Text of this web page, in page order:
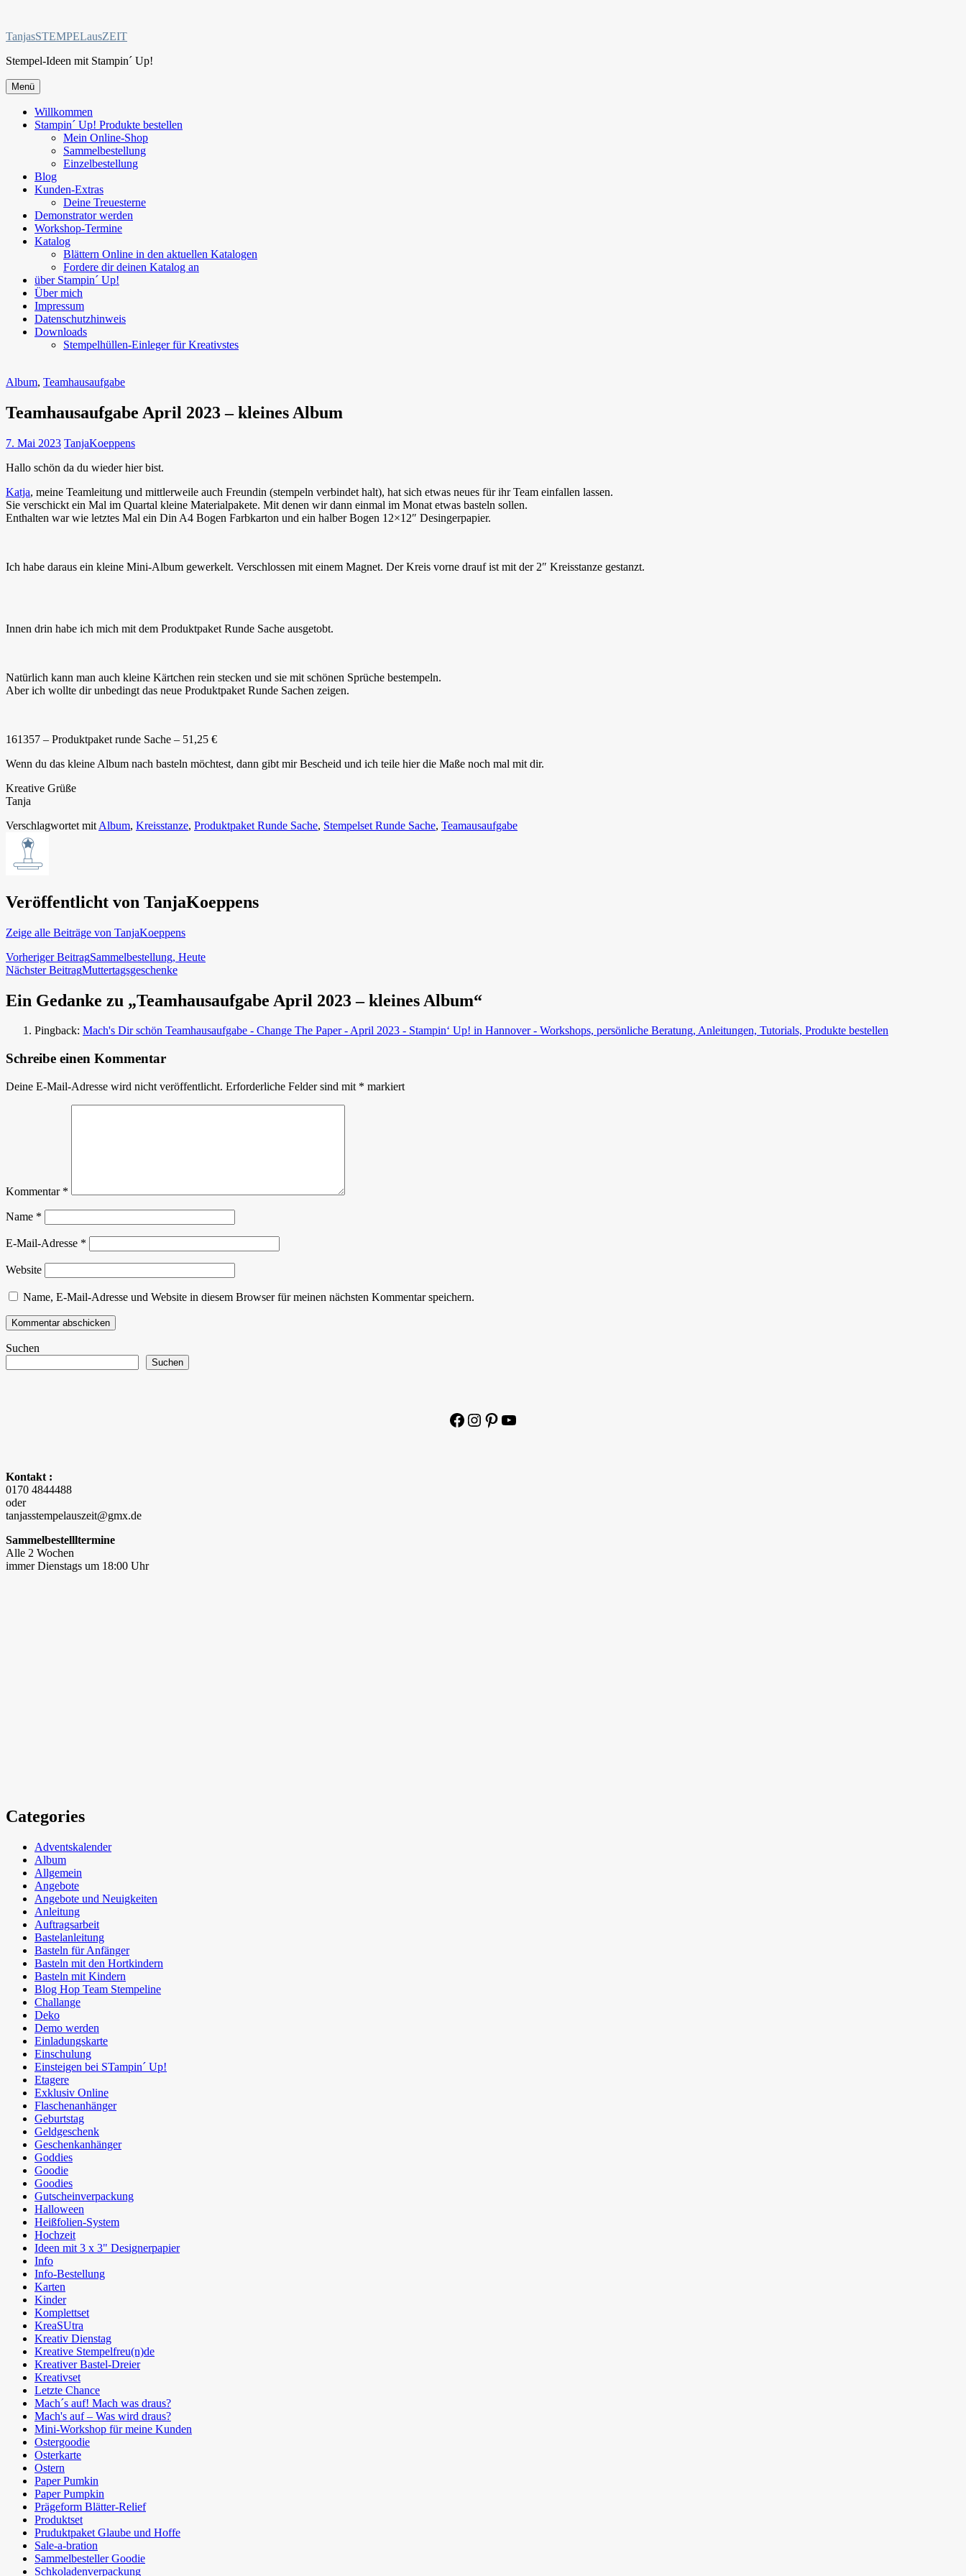
springen
TanjasSTEMPELausZEIT
Stempel-Ideen mit Stampin´ Up!
Menü
Willkommen
Stampin´ Up! Produkte bestellen
Mein Online-Shop
Sammelbestellung
Einzelbestellung
Blog
Kunden-Extras
Deine Treuesterne
Demonstrator werden
Workshop-Termine
Katalog
Blättern Online in den aktuellen Katalogen
Fordere dir deinen Katalog an
über Stampin´ Up!
Über mich
Impressum
Datenschutzhinweis
Downloads
Stempelhüllen-Einleger für Kreativstes
Album, Teamhausaufgabe
Teamhausaufgabe April 2023 – kleines Album
7. Mai 2023 TanjaKoeppens
Hallo schön da du wieder hier bist.
Katja, meine Teamleitung und mittlerweile auch Freundin (stempeln verbindet halt), hat sich etwas neues für ihr Team einfallen lassen.
Sie verschickt ein Mal im Quartal kleine Materialpakete. Mit denen wir dann einmal im Monat etwas basteln sollen.
Enthalten war wie letztes Mal ein Din A4 Bogen Farbkarton und ein halber Bogen 12×12″ Desingerpapier.
Ich habe daraus ein kleine Mini-Album gewerkelt. Verschlossen mit einem Magnet. Der Kreis vorne drauf ist mit der 2″ Kreisstanze gestanzt.
Innen drin habe ich mich mit dem Produktpaket Runde Sache ausgetobt.
Natürlich kann man auch kleine Kärtchen rein stecken und sie mit schönen Sprüche bestempeln.
Aber ich wollte dir unbedingt das neue Produktpaket Runde Sachen zeigen.
161357 – Produktpaket runde Sache – 51,25 €
Wenn du das kleine Album nach basteln möchtest, dann gibt mir Bescheid und ich teile hier die Maße noch mal mit dir.
Kreative Grüße
Tanja
Verschlagwortet mit Album, Kreisstanze, Produktpaket Runde Sache, Stempelset Runde Sache, Teamausaufgabe
Veröffentlicht von TanjaKoeppens
Zeige alle Beiträge von TanjaKoeppens
Beitragsnavigation
Vorheriger BeitragSammelbestellung, Heute
Nächster BeitragMuttertagsgeschenke
Ein Gedanke zu „Teamhausaufgabe April 2023 – kleines Album“
Pingback: Mach's Dir schön Teamhausaufgabe - Change The Paper - April 2023 - Stampin‘ Up! in Hannover - Workshops, persönliche Beratung, Anleitungen, Tutorials, Produkte bestellen
Schreibe einen Kommentar
Deine E-Mail-Adresse wird nicht veröffentlicht. Erforderliche Felder sind mit * markiert
Kommentar *
Name *
E-Mail-Adresse *
Website
Name, E-Mail-Adresse und Website in diesem Browser für meinen nächsten Kommentar speichern.
Suchen
Suchen
Facebook
Instagram
Pinterest
YouTube
Kontakt :
0170 4844488
oder
tanjasstempelauszeit@gmx.de
Sammelbestellltermine
Alle 2 Wochen
immer Dienstags um 18:00 Uhr
Categories
Adventskalender
Album
Allgemein
Angebote
Angebote und Neuigkeiten
Anleitung
Auftragsarbeit
Bastelanleitung
Basteln für Anfänger
Basteln mit den Hortkindern
Basteln mit Kindern
Blog Hop Team Stempeline
Challange
Deko
Demo werden
Einladungskarte
Einschulung
Einsteigen bei STampin´ Up!
Etagere
Exklusiv Online
Flaschenanhänger
Geburtstag
Geldgeschenk
Geschenkanhänger
Goddies
Goodie
Goodies
Gutscheinverpackung
Halloween
Heißfolien-System
Hochzeit
Ideen mit 3 x 3" Designerpapier
Info
Info-Bestellung
Karten
Kinder
Komplettset
KreaSUtra
Kreativ Dienstag
Kreative Stempelfreu(n)de
Kreativer Bastel-Dreier
Kreativset
Letzte Chance
Mach´s auf! Mach was draus?
Mach's auf – Was wird draus?
Mini-Workshop für meine Kunden
Ostergoodie
Osterkarte
Ostern
Paper Pumkin
Paper Pumpkin
Prägeform Blätter-Relief
Produktset
Pruduktpaket Glaube und Hoffe
Sale-a-bration
Sammelbesteller Goodie
Schkoladenverpackung